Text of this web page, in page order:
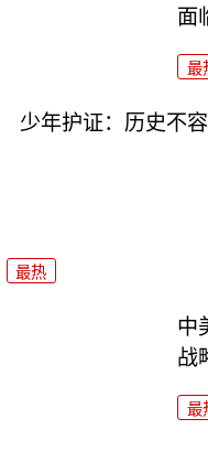
面
最
少年护证：历史不
最热
中
战
最